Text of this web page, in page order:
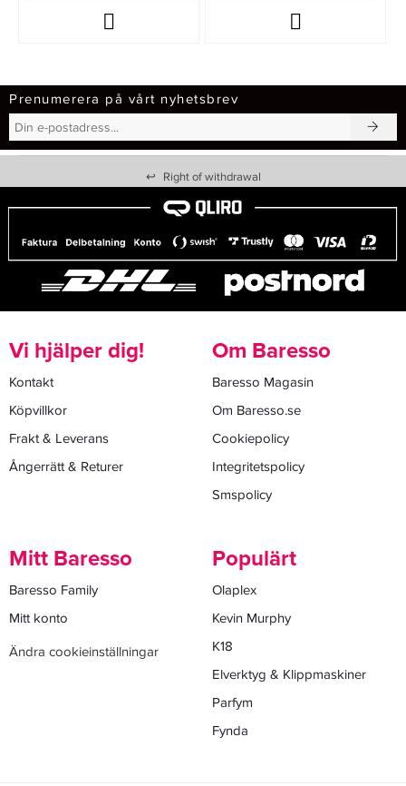
Prenumerera på vårt nyhetsbrev
↩ Right of withdrawal
Vi hjälper dig!
Kontakt
Köpvillkor
Frakt & Leverans
Ångerrätt & Returer
Om Baresso
Baresso Magasin
Om Baresso.se
Cookiepolicy
Integritetspolicy
Smspolicy
Mitt Baresso
Baresso Family
Mitt konto
Ändra cookieinställningar
Populärt
Olaplex
Kevin Murphy
K18
Elverktyg & Klippmaskiner
Parfym
Fynda